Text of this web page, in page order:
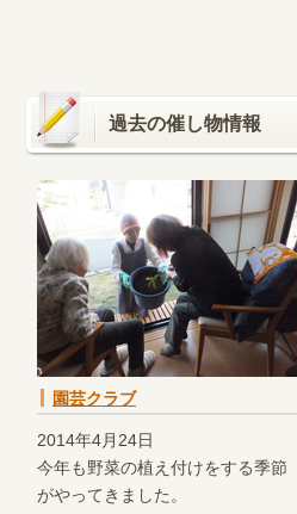
過去の催し物情報
園芸クラブ
2014年4月24日
今年も野菜の植え付けをする季節
がやってきました。